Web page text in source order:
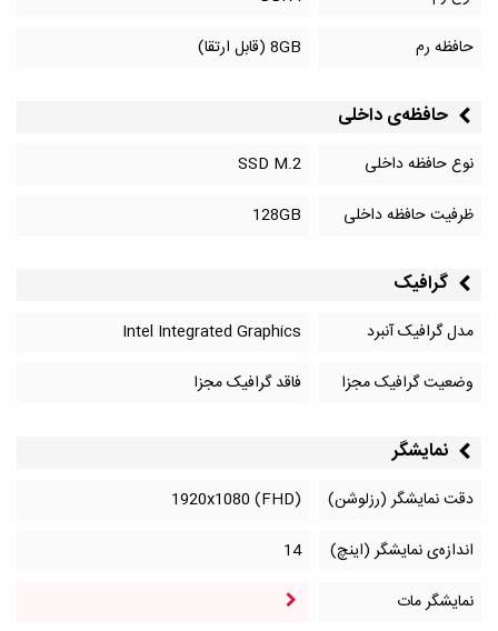
حافظه رم
8GB (قابل ارتقا)
حافظه‌‌ی داخلی
نوع حافظه داخلی
SSD M.2
ظرفیت حافظه داخلی
128GB
گرافیک
مدل گرافیک آنبرد
Intel Integrated Graphics
وضعیت گرافیک مجزا
فاقد گرافیک مجزا
نمایشگر
دقت نمایشگر (رزلوشن)
1920x1080 (FHD)
اندازه‌ی نمایشگر (اینچ)
14
نمایشگر مات